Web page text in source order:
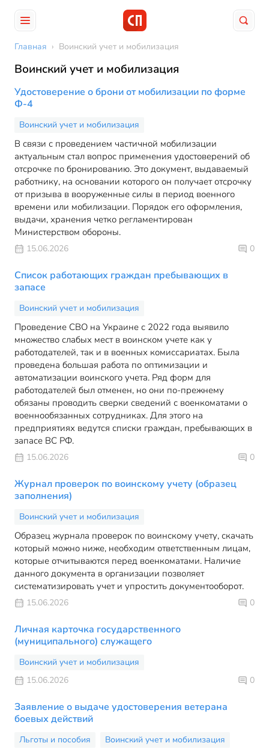
Главная › Воинский учет и мобилизация
Воинский учет и мобилизация
Удостоверение о брони от мобилизации по форме
Ф-4
Воинский учет и мобилизация
В связи с проведением частичной мобилизации
актуальным стал вопрос применения удостоверений об
отсрочке по бронированию. Это документ, выдаваемый
работнику, на основании которого он получает отсрочку
от призыва в вооруженные силы в период военного
времени или мобилизации. Порядок его оформления,
выдачи, хранения четко регламентирован
Министерством обороны.
15.06.2026 0
Список работающих граждан пребывающих в
запасе
Воинский учет и мобилизация
Проведение СВО на Украине с 2022 года выявило
множество слабых мест в воинском учете как у
работодателей, так и в военных комиссариатах. Была
проведена большая работа по оптимизации и
автоматизации воинского учета. Ряд форм для
работодателей был отменен, но они по-прежнему
обязаны проводить сверки сведений с военкоматами о
военнообязанных сотрудниках. Для этого на
предприятиях ведутся списки граждан, пребывающих в
запасе ВС РФ.
15.06.2026 0
Журнал проверок по воинскому учету (образец
заполнения)
Воинский учет и мобилизация
Образец журнала проверок по воинскому учету, скачать
который можно ниже, необходим ответственным лицам,
которые отчитываются перед военкоматами. Наличие
данного документа в организации позволяет
систематизировать учет и упростить документооборот.
15.06.2026 0
Личная карточка государственного
(муниципального) служащего
Воинский учет и мобилизация
15.06.2026
0
Заявление о выдаче удостоверения ветерана
боевых действий
Льготы и пособия Воинский учет и мобилизация